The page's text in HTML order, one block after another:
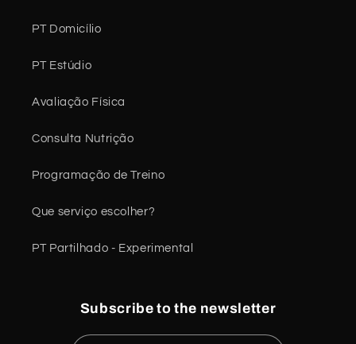
PT Domicílio
PT Estúdio
Avaliação Física
Consulta Nutrição
Programação de Treino
Que serviço escolher?
PT Partilhado - Experimental
Subscribe to the newsletter